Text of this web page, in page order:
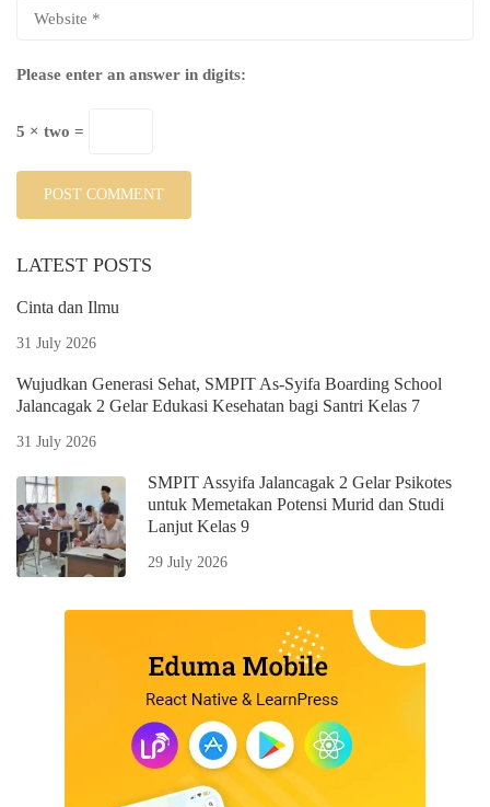
Please enter an answer in digits:
5 × two =
LATEST POSTS
Cinta dan Ilmu
31 July 2026
Wujudkan Generasi Sehat, SMPIT As-Syifa Boarding School
Jalancagak 2 Gelar Edukasi Kesehatan bagi Santri Kelas 7
31 July 2026
SMPIT Assyifa Jalancagak 2 Gelar Psikotes
untuk Memetakan Potensi Murid dan Studi
Lanjut Kelas 9
29 July 2026